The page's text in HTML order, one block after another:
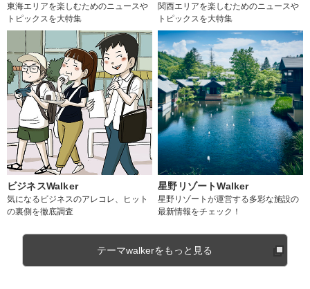
東海エリアを楽しむためのニュースや
トピックスを大特集
関西エリアを楽しむためのニュースや
トピックスを大特集
ビジネスWalker
気になるビジネスのアレコレ、ヒット
の裏側を徹底調査
星野リゾートWalker
星野リゾートが運営する多彩な施設の
最新情報をチェック！
テーマwalkerをもっと見る